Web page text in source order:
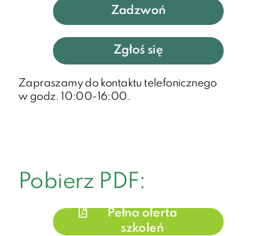
Zadzwoń
Zgłoś się
Zapraszamy do kontaktu telefonicznego
w godz. 10:00-16:00.
Pobierz PDF:
Pełna oferta
szkoleń